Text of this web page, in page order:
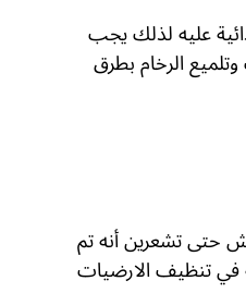
عليه لذلك يجب
الرخام بطرق
حتى تشعرين أنه تم
في تنظيف الارضيات